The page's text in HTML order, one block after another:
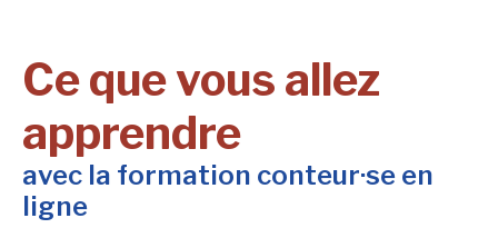
Ce que vous allez
apprendre
avec la formation conteur·se en
ligne